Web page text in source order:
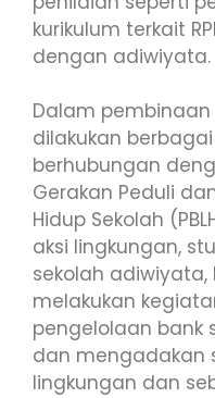
kurikulum terkait
dengan adiwiyata.
Dalam
dilakukan
berhubungan
Gerakan Peduli
Hidup Sekolah
aksi lingkungan,
sekolah
melakukan
pengelolaan bank
dan mengadakan
lingkungan dan